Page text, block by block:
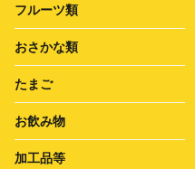
フルーツ類
おさかな類
たまご
お飲み物
加工品等